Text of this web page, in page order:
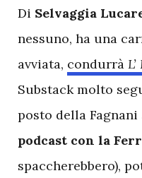
Di Selvaggia
nessuno, ha una
avviata, condurrà
Substack molto
posto della Fagnani
podcast con la
spaccherebbero),